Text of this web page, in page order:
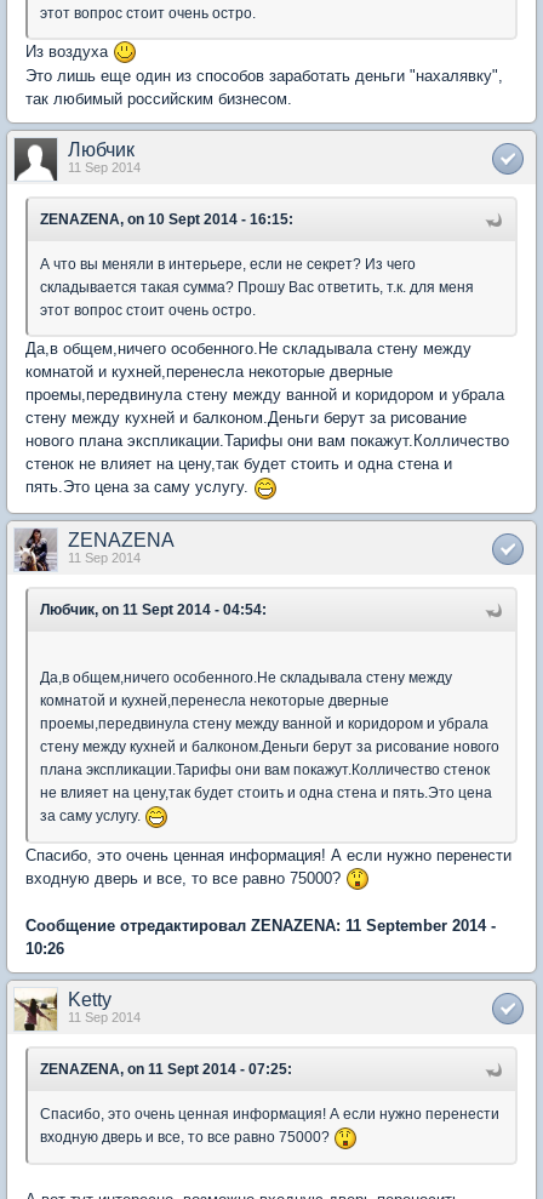
этот вопрос стоит очень остро.
Из воздуха
Это лишь еще один из способов заработать деньги "нахалявку",
так любимый российским бизнесом.
Любчик
11 Sep 2014
ZENAZENA, on 10 Sept 2014 - 16:15:
А что вы меняли в интерьере, если не секрет? Из чего
складывается такая сумма? Прошу Вас ответить, т.к. для меня
этот вопрос стоит очень остро.
Да,в общем,ничего особенного.Не складывала стену между
комнатой и кухней,перенесла некоторые дверные
проемы,передвинула стену между ванной и коридором и убрала
стену между кухней и балконом.Деньги берут за рисование
нового плана экспликации.Тарифы они вам покажут.Колличество
стенок не влияет на цену,так будет стоить и одна стена и
пять.Это цена за саму услугу.
ZENAZENA
11 Sep 2014
Любчик, on 11 Sept 2014 - 04:54:
Да,в общем,ничего особенного.Не складывала стену между
комнатой и кухней,перенесла некоторые дверные
проемы,передвинула стену между ванной и коридором и убрала
стену между кухней и балконом.Деньги берут за рисование нового
плана экспликации.Тарифы они вам покажут.Колличество стенок
не влияет на цену,так будет стоить и одна стена и пять.Это цена
за саму услугу.
Спасибо, это очень ценная информация! А если нужно перенести
входную дверь и все, то все равно 75000?
Сообщение отредактировал ZENAZENA: 11 September 2014 -
10:26
Ketty
11 Sep 2014
ZENAZENA, on 11 Sept 2014 - 07:25:
Спасибо, это очень ценная информация! А если нужно перенести
входную дверь и все, то все равно 75000?